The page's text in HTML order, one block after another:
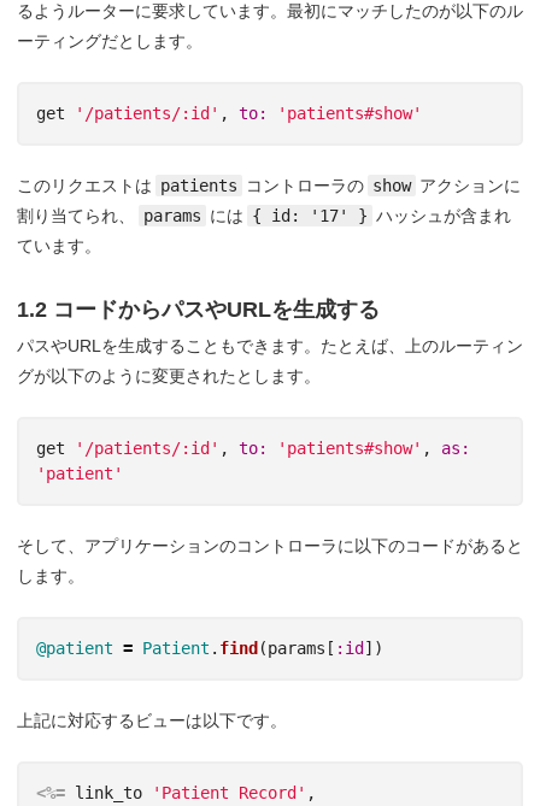
るようルーターに要求しています。最初にマッチしたのが以下のル
ーティングだとします。
get '/patients/:id' , to: 'patients#show'
このリクエストは patients コントローラの show アクションに
割り当てられ、
params には { id: '17' } ハッシュが含まれ
ています。
1.2 コードからパスやURLを生成する
パスやURLを生成することもできます。たとえば、上のルーティン
グが以下のように変更されたとします。
get '/patients/:id' , to: 'patients#show' ,
'patient'
そして、アプリケーションのコントローラに以下のコードがあると
します。
@patient = Patient . find (params [ :id ])
上記に対応するビューは以下です。
<%= link_to 'Patient Record' ,